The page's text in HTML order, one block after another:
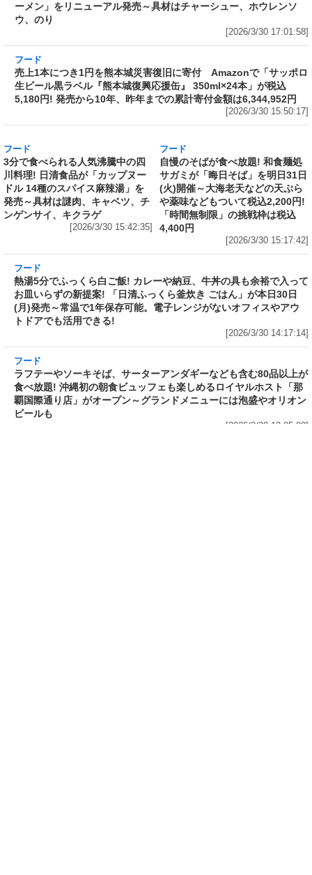
ラーメン山岡家監修で創業から変わらぬ伝統の
ープに! 日清が「ラーメン山岡家 醤油ラーメ
ン」をリニューアル発売～具材はチャーシュ
[2026/3/30 17:01:58]
フード
売上1本につき1円を熊本城災害復旧に寄付
Amazonで「サッポロ生ビール黒ラベル『熊本
発売から10年、昨年までの累計寄付金額は
6,344,952円
[2026/3/30 15:50:17]
フード
3分で食べられる人気沸騰中の四
川料理! 日清食品が「カップヌー
発売～具材は謎肉、キャベツ、チ
ンゲンサイ、キクラゲ
[2026/3/30 15:42:35]
フード
自慢のそばが食べ放題! 和食麺処
(火)開催～大海老天などの天ぷら
や薬味などもついて税込2,200円!
4,400円
[2026/3/30 15:17:42]
熱湯5分でふっくら白ご飯! カレーや納豆、牛丼